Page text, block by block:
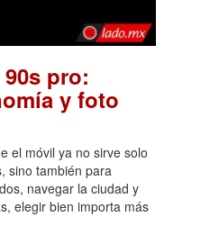
pro:
y foto
el móvil ya no sirve solo
sino también para
navegar la ciudad y
elegir bien importa más